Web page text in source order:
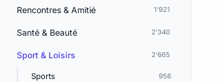
Rencontres & Amitié 1'921
Santé & Beauté 2'340
Sport & Loisirs 2'665
Sports 956